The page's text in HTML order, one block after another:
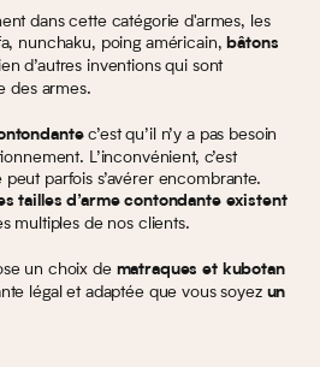
dans cette catégorie d'armes, les
nunchaku, poing américain, bâtons
d’autres inventions qui sont
des armes.
c’est qu’il n’y a pas besoin
L’inconvénient, c’est
parfois s’avérer encombrante.
tailles d’arme contondante existent
multiples de nos clients.
un choix de matraques et kubotan
légal et adaptée que vous soyez un